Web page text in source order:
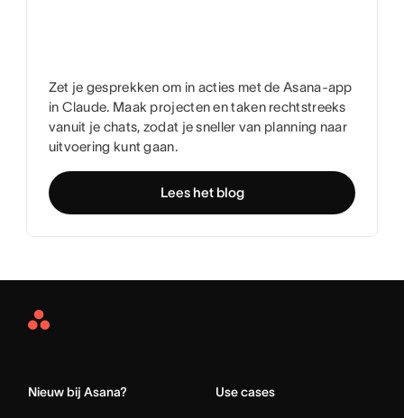
Zet je gesprekken om in acties met de Asana-app
in Claude. Maak projecten en taken rechtstreeks
vanuit je chats, zodat je sneller van planning naar
uitvoering kunt gaan.
Lees het blog
Asana
Nieuw bij Asana? Use cases